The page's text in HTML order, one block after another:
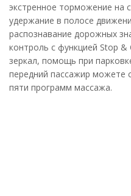
экстренное торможение на
удержание в полосе
распознавание дорожных
контроль с функцией Stop
зеркал, помощь при
передний пассажир можете
пяти программ массажа.